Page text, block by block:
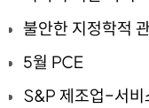
불안한 지정학적
5월 PCE
S&P 제조업-서비